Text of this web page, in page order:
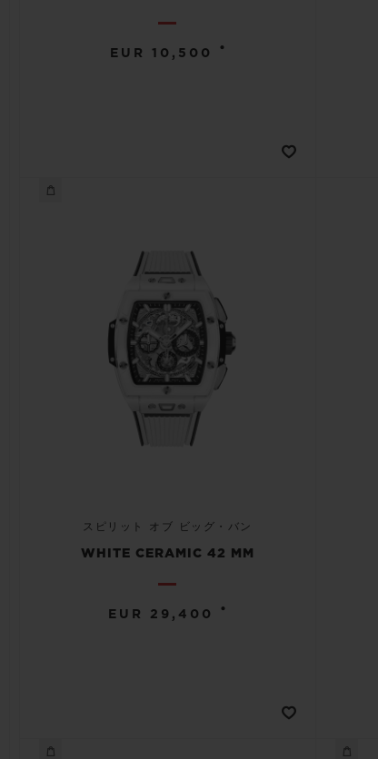
EUR 10,500 •
スピリット オブ ビッグ・バン
WHITE CERAMIC 42 MM
EUR 29,400 •